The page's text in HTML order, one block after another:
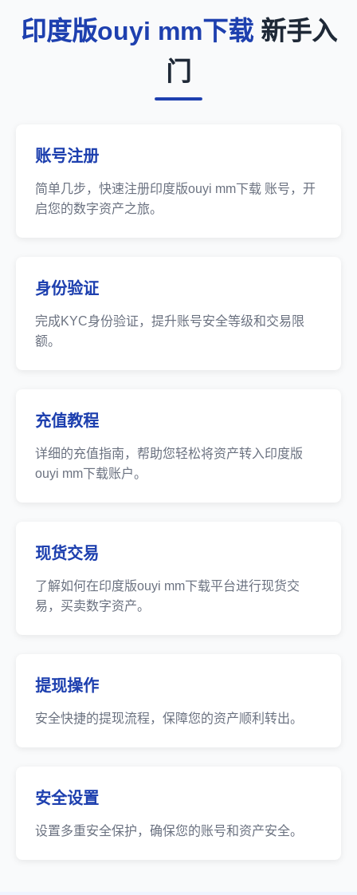
印度版ouyi mm下载新手入
门
账号注册
简单几步，快速注册印度版ouyi mm下载 账号，开
启您的数字资产之旅。
身份验证
完成KYC身份验证，提升账号安全等级和交易限
额。
充值教程
详细的充值指南，帮助您轻松将资产转入印度版
ouyi mm下载账户。
现货交易
了解如何在印度版ouyi mm下载平台进行现货交
易，买卖数字资产。
提现操作
安全快捷的提现流程，保障您的资产顺利转出。
安全设置
设置多重安全保护，确保您的账号和资产安全。